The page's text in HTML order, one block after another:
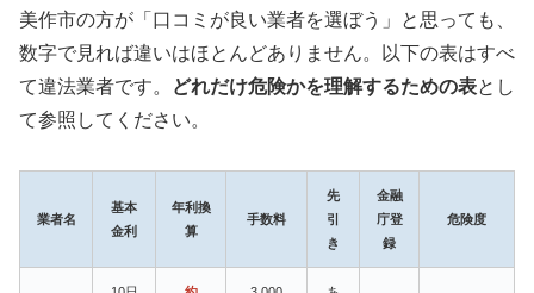
美作市の方が「口コミが良い業者を選ぼう」と思っても、
数字で見れば違いはほとんどありません。以下の表はすべ
て違法業者です。
どれだけ危険かを理解するための表とし
て参照してください。
業者名
基本
金利
年利換
算
手数料
先
引
き
金融
庁登
録
危険度